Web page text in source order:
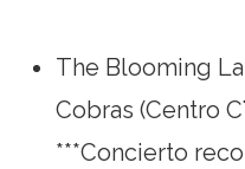
The Blooming
Cobras (Centro
***Concierto